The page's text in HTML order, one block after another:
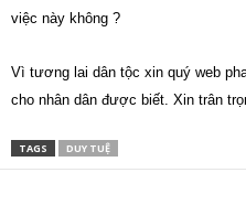
việc này không ?
Vì tương lai dân tộc xin quý web
cho nhân dân được biết. Xin trân
TAGS DUY TUỆ